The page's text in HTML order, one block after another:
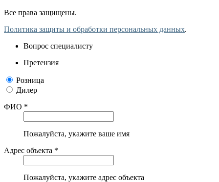
Все права защищены.
Политика защиты и обработки персональных данных.
Вопрос специалисту
Претензия
Розница
Дилер
ФИО *
Пожалуйста, укажите ваше имя
Адрес объекта *
Пожалуйста, укажите адрес объекта